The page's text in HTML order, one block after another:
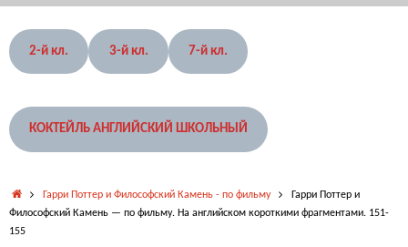
2-й кл. 3-й кл. 7-й кл.
КОКТЕЙЛЬ АНГЛИЙСКИЙ ШКОЛЬНЫЙ
ГлавнаяГарри Поттер и Философский Камень - по фильму
Гарри Поттер и
Философский Камень — по фильму. На английском короткими фрагментами. 151-
155